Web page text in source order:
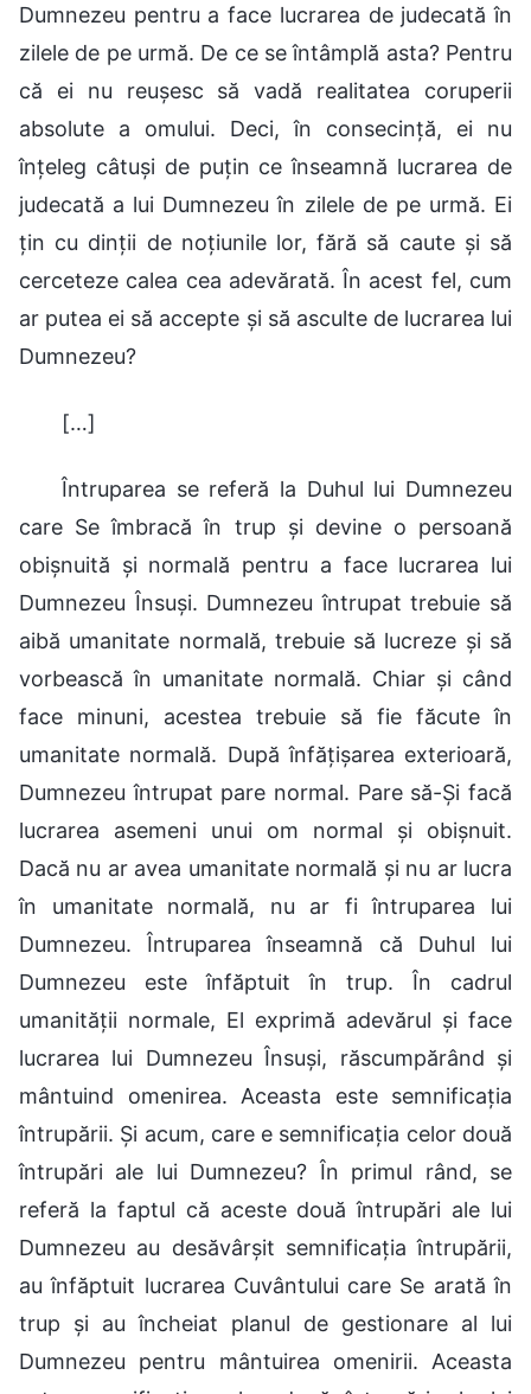
Dumnezeu pentru a face lucrarea de judecată în
zilele de pe urmă. De ce se întâmplă asta? Pentru
că ei nu reușesc să vadă realitatea coruperii
absolute a omului. Deci, în consecință, ei nu
înțeleg câtuși de puțin ce înseamnă lucrarea de
judecată a lui Dumnezeu în zilele de pe urmă. Ei
țin cu dinții de noțiunile lor, fără să caute și să
cerceteze calea cea adevărată. În acest fel, cum
ar putea ei să accepte și să asculte de lucrarea lui
Dumnezeu?
[…]
Întruparea se referă la Duhul lui Dumnezeu
care Se îmbracă în trup și devine o persoană
obișnuită și normală pentru a face lucrarea lui
Dumnezeu Însuși. Dumnezeu întrupat trebuie să
aibă umanitate normală, trebuie să lucreze și să
vorbească în umanitate normală. Chiar și când
face minuni, acestea trebuie să fie făcute în
umanitate normală. După înfățișarea exterioară,
Dumnezeu întrupat pare normal. Pare să-Și facă
lucrarea asemeni unui om normal și obișnuit.
Dacă nu ar avea umanitate normală și nu ar lucra
în umanitate normală, nu ar fi întruparea lui
Dumnezeu. Întruparea înseamnă că Duhul lui
Dumnezeu este înfăptuit în trup. În cadrul
umanității normale, El exprimă adevărul și face
lucrarea lui Dumnezeu Însuși, răscumpărând și
mântuind omenirea. Aceasta este semnificația
întrupării. Și acum, care e semnificația celor două
întrupări ale lui Dumnezeu? În primul rând, se
referă la faptul că aceste două întrupări ale lui
Dumnezeu au desăvârșit semnificația întrupării,
au înfăptuit lucrarea Cuvântului care Se arată în
trup și au încheiat planul de gestionare al lui
Dumnezeu pentru mântuirea omenirii. Aceasta